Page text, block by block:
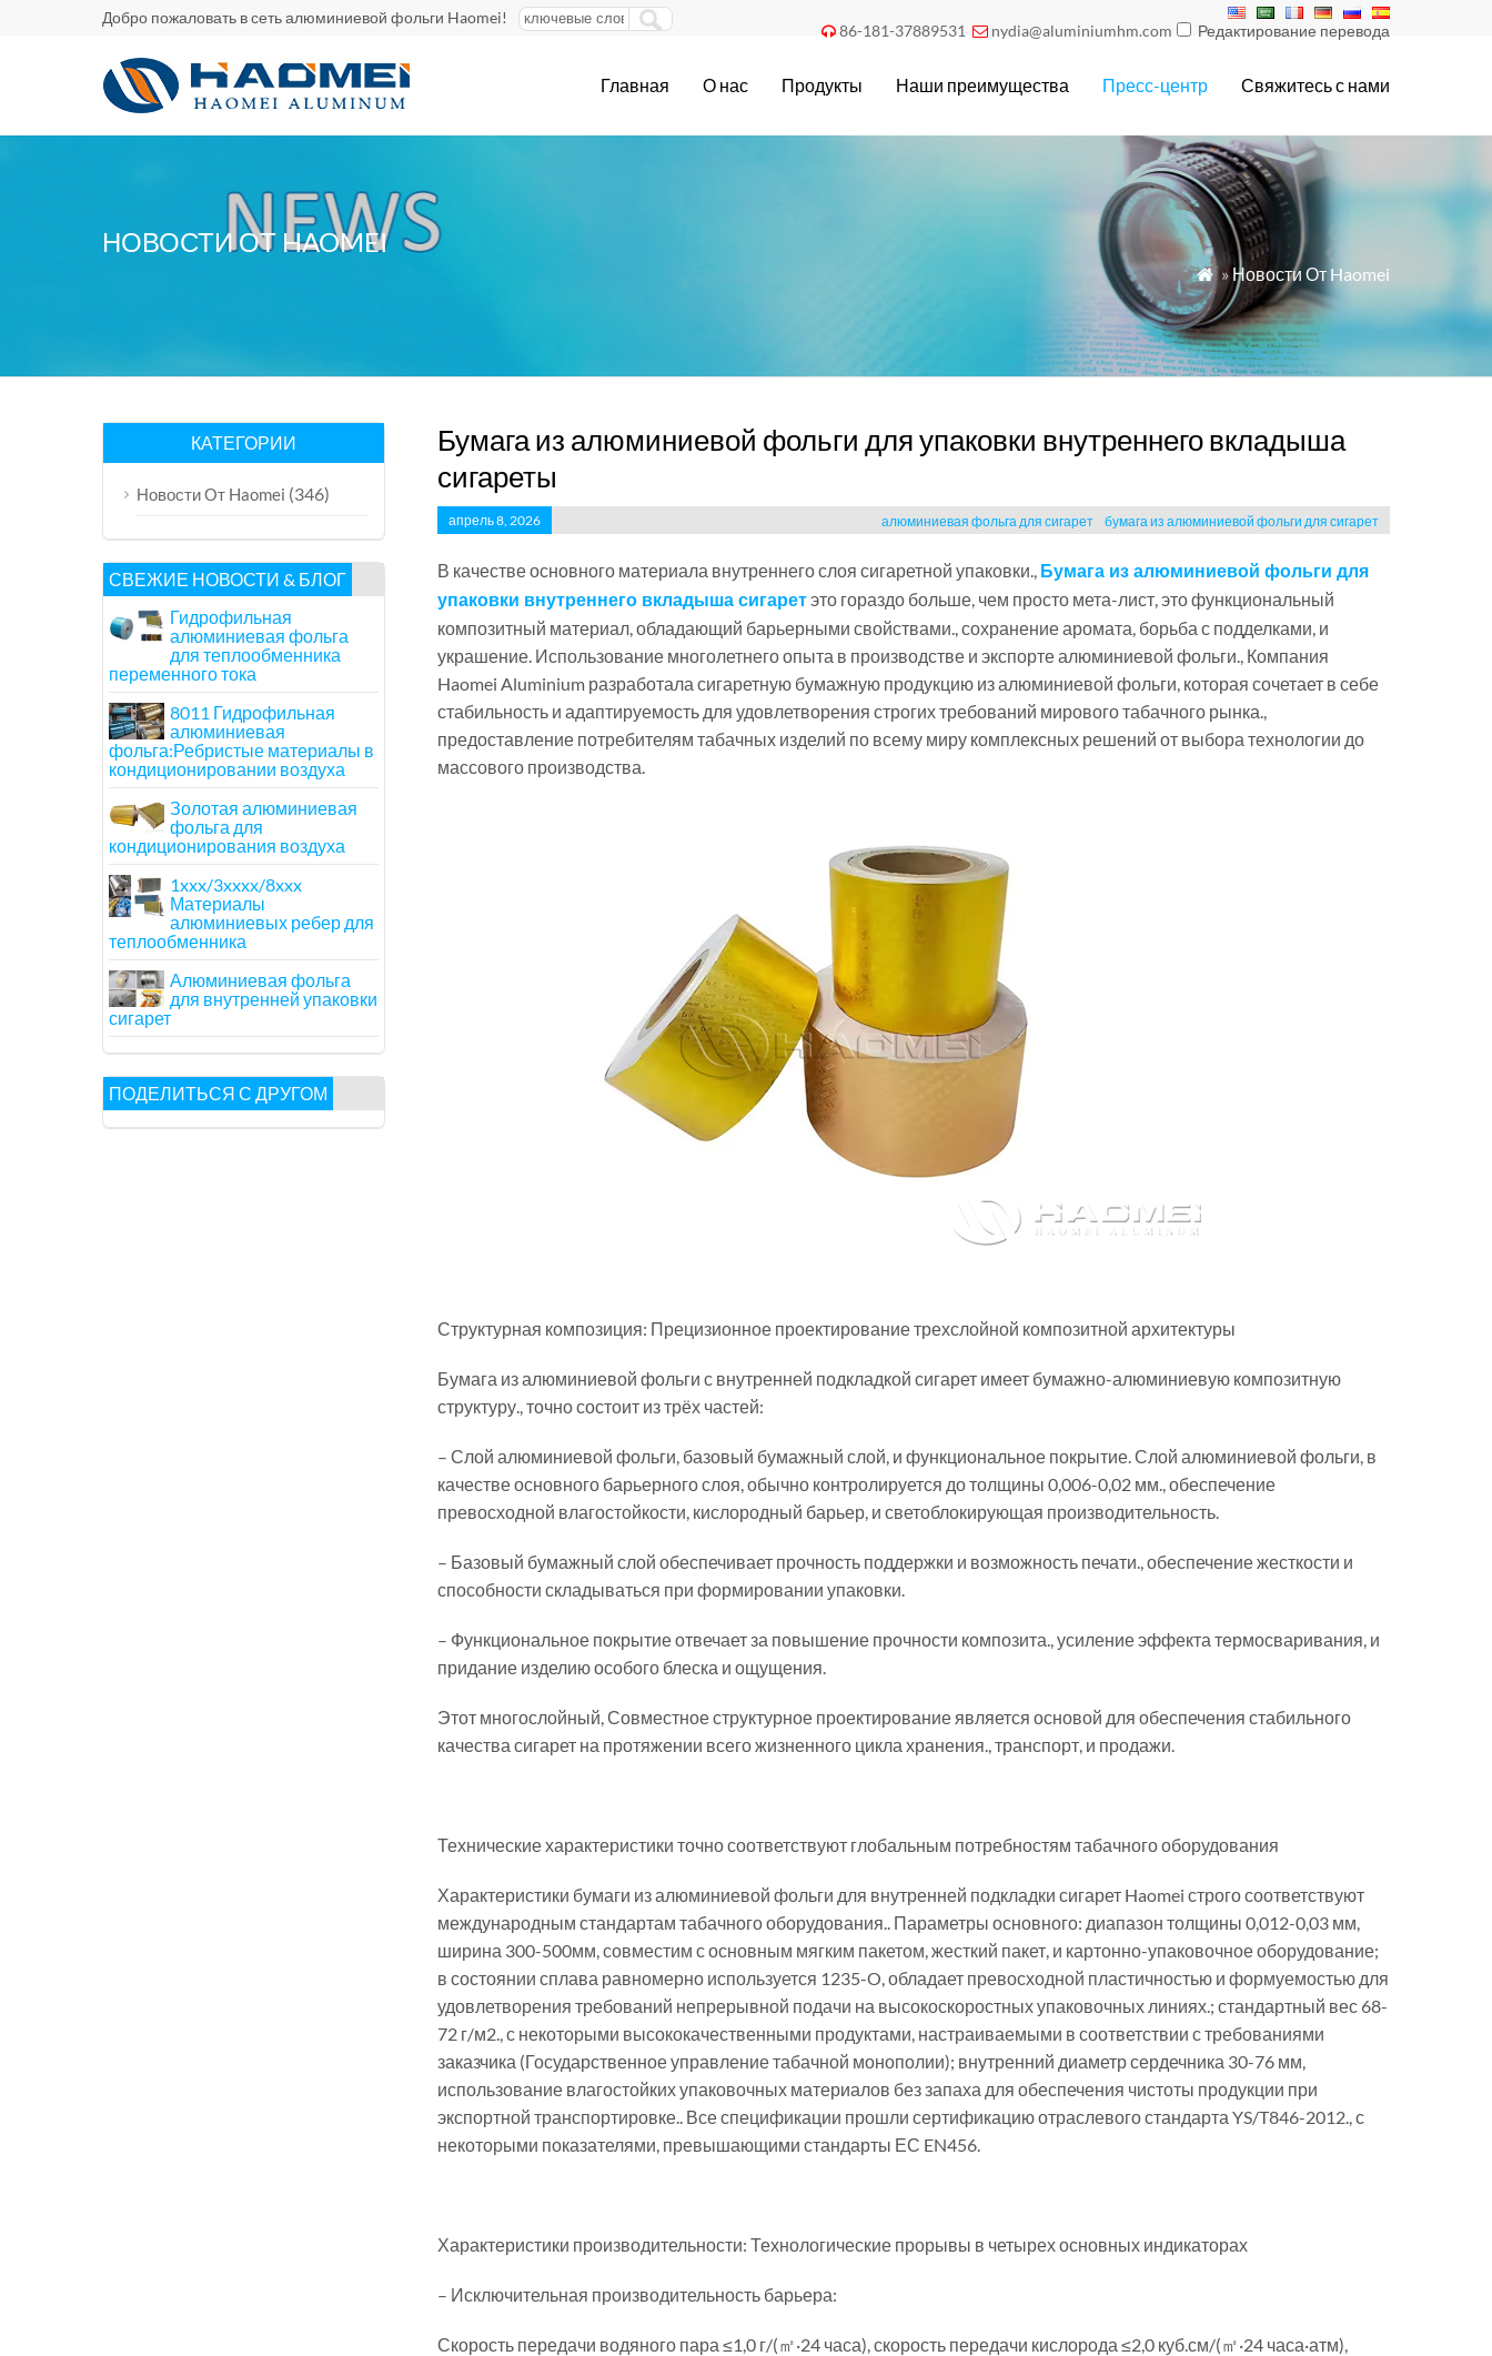
Добро пожаловать в сеть алюминиевой фольги Haomei!
 86-181-37889531  nydia@aluminiumhm.com Редактирование перевода
Главная О нас Продукты Наши преимущества Пресс-центр Свяжитесь с нами
НОВОСТИ ОТ HAOMEI
 »Новости От Haomei
Бумага из алюминиевой фольги для упаковки внутреннего вкладыша
сигареты
апрель 8, 2026 алюминиевая фольга для сигарет бумага из алюминиевой фольги для сигарет
В качестве основного материала внутреннего слоя сигаретной упаковки., Бумага из алюминиевой фольги для
упаковки внутреннего вкладыша сигаретэто гораздо больше, чем просто мета-лист, это функциональный
композитный материал, обладающий барьерными свойствами., сохранение аромата, борьба с подделками, и
украшение. Использование многолетнего опыта в производстве и экспорте алюминиевой фольги., Компания
Haomei Aluminium разработала сигаретную бумажную продукцию из алюминиевой фольги, которая сочетает в себе
стабильность и адаптируемость для удовлетворения строгих требований мирового табачного рынка.,
предоставление потребителям табачных изделий по всему миру комплексных решений от выбора технологии до
массового производства.
Структурная композиция: Прецизионное проектирование трехслойной композитной архитектуры
Бумага из алюминиевой фольги с внутренней подкладкой сигарет имеет бумажно-алюминиевую композитную
структуру., точно состоит из трёх частей:
– Слой алюминиевой фольги, базовый бумажный слой, и функциональное покрытие. Слой алюминиевой фольги, в
качестве основного барьерного слоя, обычно контролируется до толщины 0,006-0,02 мм., обеспечение
превосходной влагостойкости, кислородный барьер, и светоблокирующая производительность.
– Базовый бумажный слой обеспечивает прочность поддержки и возможность печати., обеспечение жесткости и
способности складываться при формировании упаковки.
– Функциональное покрытие отвечает за повышение прочности композита., усиление эффекта термосваривания, и
придание изделию особого блеска и ощущения.
Этот многослойный, Совместное структурное проектирование является основой для обеспечения стабильного
качества сигарет на протяжении всего жизненного цикла хранения., транспорт, и продажи.
Технические характеристики точно соответствуют глобальным потребностям табачного оборудования
Характеристики бумаги из алюминиевой фольги для внутренней подкладки сигарет Haomei строго соответствуют
международным стандартам табачного оборудования.. Параметры основного: диапазон толщины 0,012-0,03 мм,
ширина 300-500мм, совместим с основным мягким пакетом, жесткий пакет, и картонно-упаковочное оборудование;
в состоянии сплава равномерно используется 1235-O, обладает превосходной пластичностью и формуемостью для
удовлетворения требований непрерывной подачи на высокоскоростных упаковочных линиях.; стандартный вес 68-
72 г/м2., с некоторыми высококачественными продуктами, настраиваемыми в соответствии с требованиями
заказчика (Государственное управление табачной монополии); внутренний диаметр сердечника 30-76 мм,
использование влагостойких упаковочных материалов без запаха для обеспечения чистоты продукции при
экспортной транспортировке.. Все спецификации прошли сертификацию отраслевого стандарта YS/T846-2012., с
некоторыми показателями, превышающими стандарты ЕС EN456.
Характеристики производительности: Технологические прорывы в четырех основных индикаторах
– Исключительная производительность барьера:
Скорость передачи водяного пара ≤1,0 г/(㎡·24 часа), скорость передачи кислорода ≤2,0 куб.см/(㎡·24 часа·атм),
КАТЕГОРИИ
Новости От Haomei (346)
СВЕЖИЕ НОВОСТИ & БЛОГ
Гидрофильная
алюминиевая фольга
для теплообменника
переменного тока
8011 Гидрофильная
алюминиевая
фольга:Ребристые материалы в
кондиционировании воздуха
Золотая алюминиевая
фольга для
кондиционирования воздуха
1xxx/3xxxx/8xxx
Материалы
алюминиевых ребер для
теплообменника
Алюминиевая фольга
для внутренней упаковки
сигарет
ПОДЕЛИТЬСЯ С ДРУГОМ